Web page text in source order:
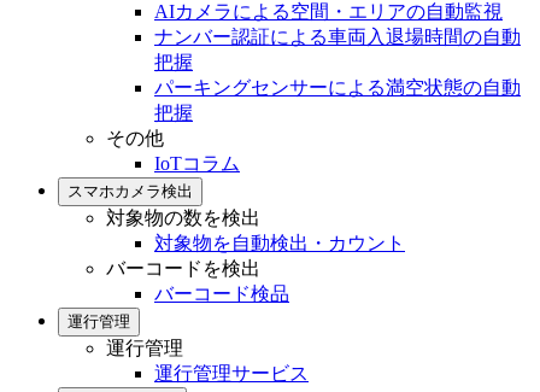
AIカメラによる空間・エリアの自動監視
ナンバー認証による車両入退場時間の自動
把握
パーキングセンサーによる満空状態の自動
把握
その他
IoTコラム
スマホカメラ検出
対象物の数を検出
対象物を自動検出・カウント
バーコードを検出
バーコード検品
運行管理
運行管理
運行管理サービス